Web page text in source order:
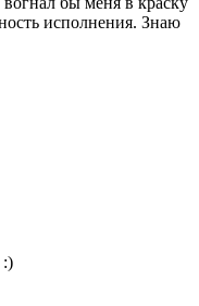
исполнения. Знаю
:)